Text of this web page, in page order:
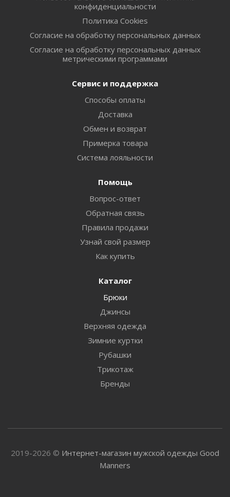
конфиденциальности
Политика Cookies
Согласие на обработку персональных данных
Согласие на обработку персональных данных
метрическими программами
Сервис и поддержка
Способы оплаты
Доставка
Обмен и возврат
Примерка товара
Система лояльности
Помощь
Вопрос-ответ
Обратная связь
Правила продажи
Узнай свой размер
Как купить
Каталог
Брюки
Джинсы
Верхняя одежда
Зимние куртки
Рубашки
Трикотаж
Бренды
2019-2026 © Интернет-магазин мужской одежды Good
Manners